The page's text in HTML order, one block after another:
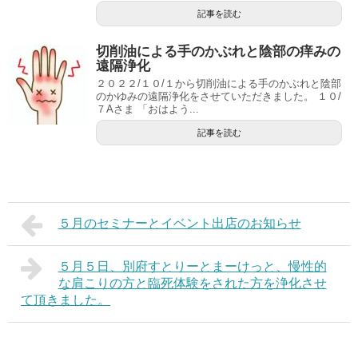
記事を読む
切削油による手のかぶれと陰部の痒みの
遠隔浄化
２０２２/１０/１から切削油による手のかぶれと陰部
のかゆみの遠隔浄化をさせていただきました。 １０/
７Aさま 「おはよう...
記事を読む
５月のセミナーとイベント出店のお知らせ
５月５日、別府すとりーとまーけっと、慢性的
な肩こりの方と臨死体験をされた方を浄化させ
て頂きました。